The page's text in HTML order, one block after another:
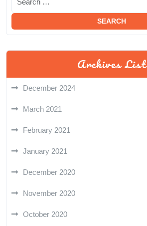
Archives List
December 2024
March 2021
February 2021
January 2021
December 2020
November 2020
October 2020